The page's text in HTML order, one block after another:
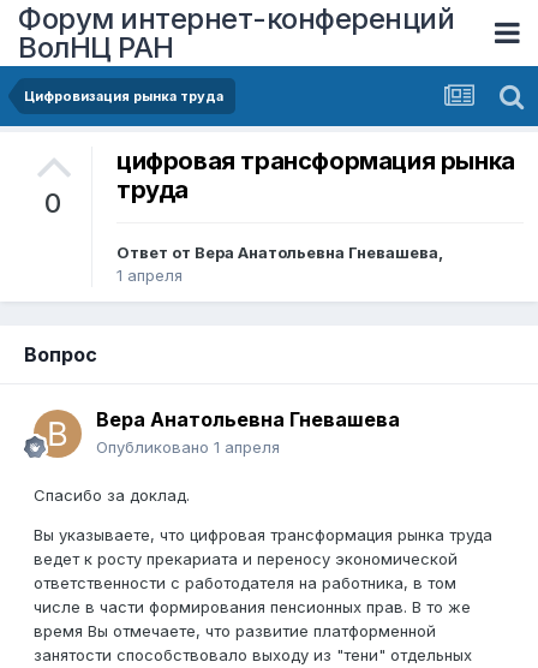
Форум интернет-конференций
ВолНЦ РАН
Цифровизация рынка труда
0
цифровая трансформация рынка
труда
Ответ от Вера Анатольевна Гневашева,
1 апреля
Вопрос
Вера Анатольевна Гневашева
Опубликовано 1 апреля
Спасибо за доклад.
Вы указываете, что цифровая трансформация рынка труда
ведет к росту прекариата и переносу экономической
ответственности с работодателя на работника, в том
числе в части формирования пенсионных прав. В то же
время Вы отмечаете, что развитие платформенной
занятости способствовало выходу из "тени" отдельных